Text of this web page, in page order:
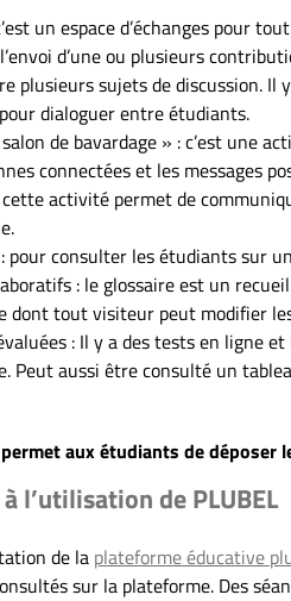
un espace d’échanges pour
d’une ou plusieurs
plusieurs sujets de discussion.
dialoguer entre étudiants.
de bavardage » : c’est une
connectées et les messages
cette activité permet de
pour consulter les étudiants sur
: le glossaire est un
dont tout visiteur peut modifier
: Il y a des tests en ligne
Peut aussi être consulté un
aux étudiants de déposer
l’utilisation de PLUBEL
de la plateforme éducative
sur la plateforme. Des